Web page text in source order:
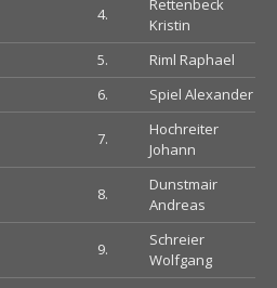
4.
Rettenbeck
Kristin
5.
Riml Raphael
6.
Spiel Alexander
7.
Hochreiter
Johann
8.
Dunstmair
Andreas
9.
Schreier
Wolfgang